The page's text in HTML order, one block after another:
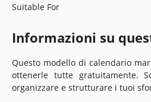
Suitable For
Informazioni su
Questo modello di calendario
ottenerle tutte gratuitamente.
organizzare e strutturare i tuoi